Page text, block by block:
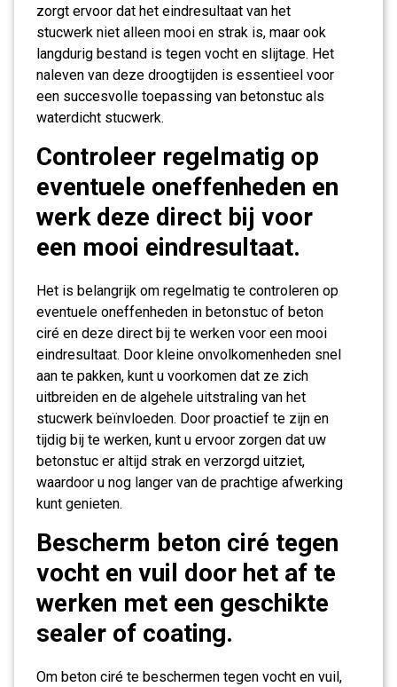
zorgt ervoor dat het eindresultaat van het
stucwerk niet alleen mooi en strak is, maar ook
langdurig bestand is tegen vocht en slijtage. Het
naleven van deze droogtijden is essentieel voor
een succesvolle toepassing van betonstuc als
waterdicht stucwerk.
Controleer regelmatig op
eventuele oneffenheden en
werk deze direct bij voor
een mooi eindresultaat.
Het is belangrijk om regelmatig te controleren op
eventuele oneffenheden in betonstuc of beton
ciré en deze direct bij te werken voor een mooi
eindresultaat. Door kleine onvolkomenheden snel
aan te pakken, kunt u voorkomen dat ze zich
uitbreiden en de algehele uitstraling van het
stucwerk beïnvloeden. Door proactief te zijn en
tijdig bij te werken, kunt u ervoor zorgen dat uw
betonstuc er altijd strak en verzorgd uitziet,
waardoor u nog langer van de prachtige afwerking
kunt genieten.
Bescherm beton ciré tegen
vocht en vuil door het af te
werken met een geschikte
sealer of coating.
Om beton ciré te beschermen tegen vocht en vuil,